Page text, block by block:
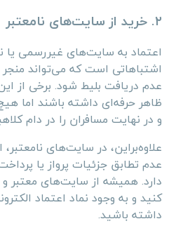
۲. خرید از سایت‌های نامعتبر
اعتماد به سایت‌های غیررسمی یا
اشتباهاتی است که می‌تواند منجر
عدم دریافت بلیط شود. برخی از
ظاهر حرفه‌ای داشته باشند اما
و در نهایت مسافران را در دام
علاوه‌براین، در سایت‌های
عدم تطابق جزئیات پرواز یا
دارد. همیشه از سایت‌های معتبر
کنید و به وجود نماد اعتماد
داشته باشید.